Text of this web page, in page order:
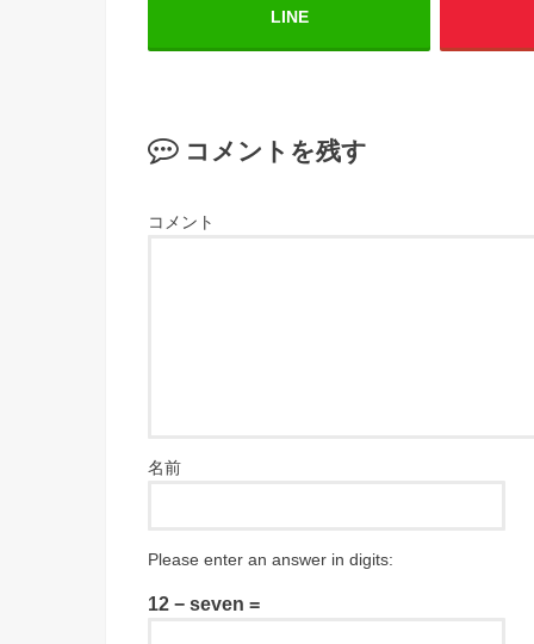
LINE
コメントを残す
コメント
名前
Please enter an answer in digits:
12 − seven =